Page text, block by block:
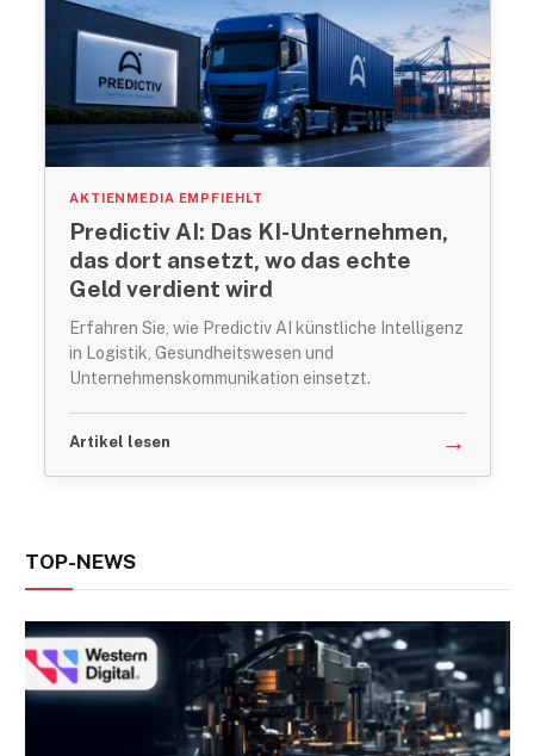
AKTIENMEDIA EMPFIEHLT
Predictiv AI: Das KI-Unternehmen,
das dort ansetzt, wo das echte
Geld verdient wird
Erfahren Sie, wie Predictiv AI künstliche Intelligenz
in Logistik, Gesundheitswesen und
Unternehmenskommunikation einsetzt.
Artikel lesen →
TOP-NEWS